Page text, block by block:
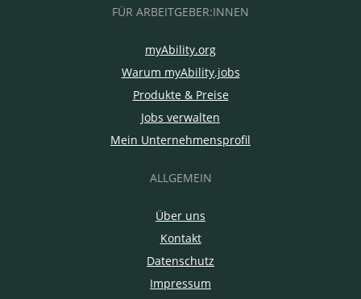
FÜR ARBEITGEBER:INNEN
myAbility.org
Warum myAbility.jobs
Produkte & Preise
Jobs verwalten
Mein Unternehmensprofil
ALLGEMEIN
Über uns
Kontakt
Datenschutz
Impressum